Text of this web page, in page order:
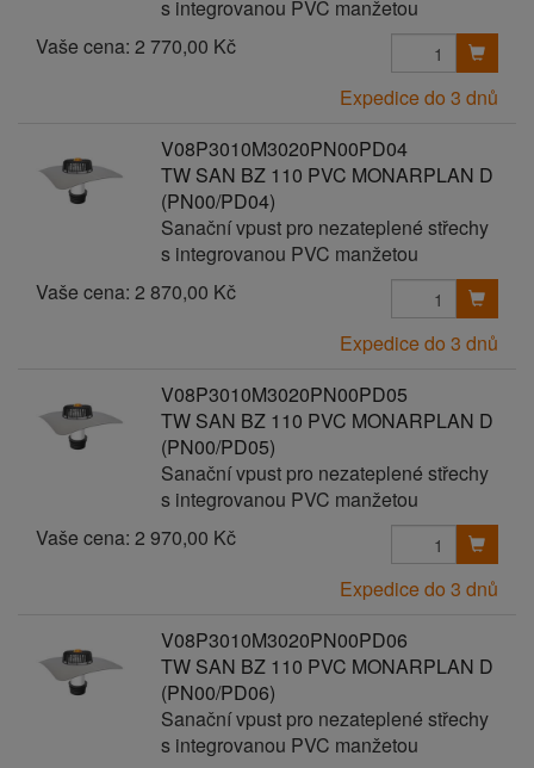
s integrovanou PVC manžetou
Vaše cena: 2 770,00 Kč
Expedice do 3 dnů
V08P3010M3020PN00PD04
TW SAN BZ 110 PVC MONARPLAN D
(PN00/PD04)
Sanační vpust pro nezateplené střechy
s integrovanou PVC manžetou
Vaše cena: 2 870,00 Kč
Expedice do 3 dnů
V08P3010M3020PN00PD05
TW SAN BZ 110 PVC MONARPLAN D
(PN00/PD05)
Sanační vpust pro nezateplené střechy
s integrovanou PVC manžetou
Vaše cena: 2 970,00 Kč
Expedice do 3 dnů
V08P3010M3020PN00PD06
TW SAN BZ 110 PVC MONARPLAN D
(PN00/PD06)
Sanační vpust pro nezateplené střechy
s integrovanou PVC manžetou